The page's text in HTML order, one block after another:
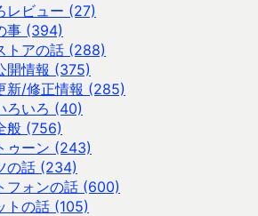
レビュー (27)
事 (394)
トアの話 (288)
開情報 (375)
新/修正情報 (285)
ろいろ (40)
般 (756)
ゥーン (243)
の話 (234)
フォンの話 (600)
トの話 (105)